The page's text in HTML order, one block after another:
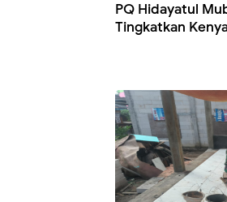
PQ Hidayatul
Tingkatkan